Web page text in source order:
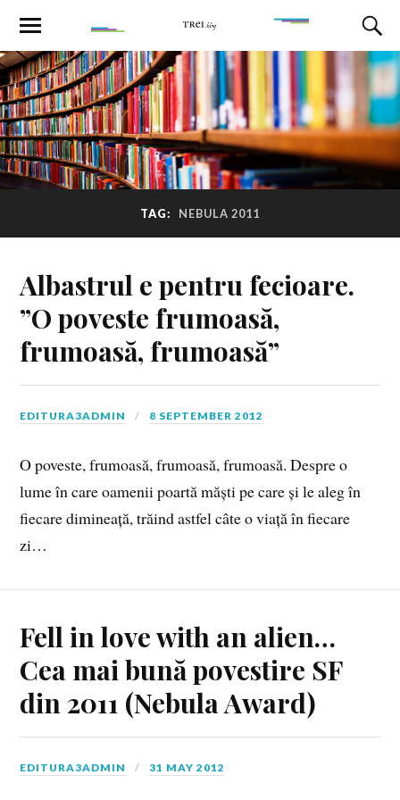
TAG: NEBULA 2011
Albastrul e pentru fecioare.
”O poveste frumoasă,
frumoasă, frumoasă”
EDITURA3ADMIN 8 SEPTEMBER 2012
O poveste, frumoasă, frumoasă, frumoasă. Despre o
lume în care oamenii poartă măști pe care și le aleg în
fiecare dimineață, trăind astfel câte o viață în fiecare
zi…
Fell in love with an alien…
Cea mai bună povestire SF
din 2011 (Nebula Award)
EDITURA3ADMIN 31 MAY 2012